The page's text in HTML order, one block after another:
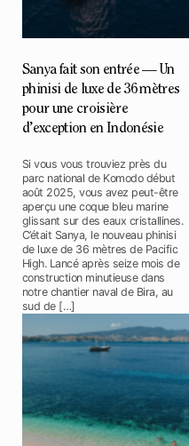
Sanya fait son entrée — Un
phinisi de luxe de 36 mètres
pour une croisière
d’exception en Indonésie
Si vous vous trouviez près du
parc national de Komodo début
août 2025, vous avez peut-être
aperçu une coque bleu marine
glissant sur des eaux cristallines.
C’était Sanya, le nouveau phinisi
de luxe de 36 mètres de Pacific
High. Lancé après seize mois de
construction minutieuse dans
notre chantier naval de Bira, au
sud de […]